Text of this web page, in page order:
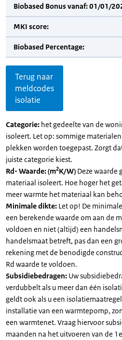
Biobased Bonus vanaf: 01/01/
MKI score:
Biobased Percentage:
Terug naar
meldcodes
isolatie
Categorie: het gedeelte van de
isoleert. Let op: sommige
plekken worden toegepast. Zorgt
juiste categorie kiest.
Rd- Waarde: (m2K/W) Deze waarde
materiaal isoleert. Hoe hoger het
meer warmte het materiaal kan
Minimale dikte: Let op! De
een berekende waarde om aan de
voldoen en niet (altijd) een
handelsmaat betreft, pas dan een
rekening met de benodigde
Rd waarde te voldoen.
Subsidiebedragen: Uw
verdubbelt als u meer dan één
geldt ook als u een
installatie van een warmtepomp,
een warmtenet. Vraag hiervoor
maanden na het uitvoeren van de